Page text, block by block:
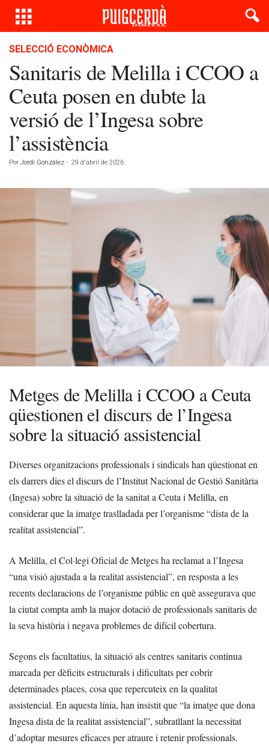
SELECCIÓ ECONÒMICA
Sanitaris de Melilla i CCOO a
Ceuta posen en dubte la
versió de l’Ingesa sobre
l’assistència
Por Jordi González - 29 d'abril de 2026
Metges de Melilla i CCOO a Ceuta
qüestionen el discurs de l’Ingesa
sobre la situació assistencial
Diverses organitzacions professionals i sindicals han qüestionat en
els darrers dies el discurs de l’Institut Nacional de Gestió Sanitària
(Ingesa) sobre la situació de la sanitat a Ceuta i Melilla, en
considerar que la imatge traslladada per l’organisme “dista de la
realitat assistencial”.
A Melilla, el Col·legi Oficial de Metges ha reclamat a l’Ingesa
“una visió ajustada a la realitat assistencial”, en resposta a les
recents declaracions de l’organisme públic en què assegurava que
la ciutat compta amb la major dotació de professionals sanitaris de
la seva història i negava problemes de difícil cobertura.
Segons els facultatius, la situació als centres sanitaris continua
marcada per dèficits estructurals i dificultats per cobrir
determinades places, cosa que repercuteix en la qualitat
assistencial. En aquesta línia, han insistit que “la imatge que dona
Ingesa dista de la realitat assistencial”, subratllant la necessitat
d’adoptar mesures eficaces per atraure i retenir professionals.